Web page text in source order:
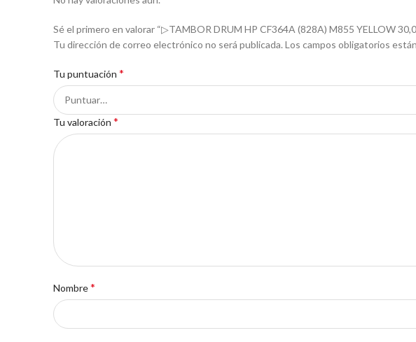
Sé el primero en valorar “▷TAMBOR DRUM HP CF364A (828A) M855 YELLOW
Tu dirección de correo electrónico no será publicada. Los campos obligatorios
Tu puntuación *
Tu valoración *
Nombre*